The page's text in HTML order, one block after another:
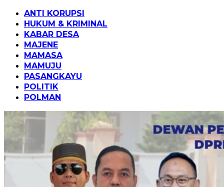
ANTI KORUPSI
HUKUM & KRIMINAL
KABAR DESA
MAJENE
MAMASA
MAMUJU
PASANGKAYU
POLITIK
POLMAN